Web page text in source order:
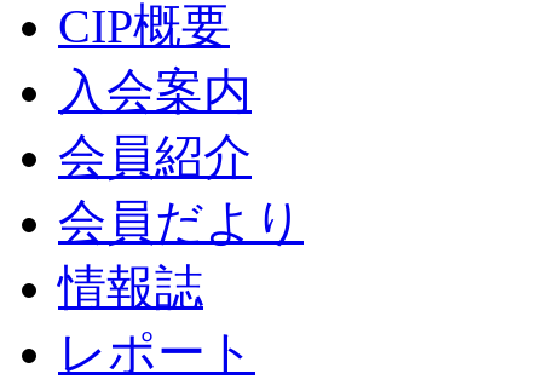
CIP概要
入会案内
会員紹介
会員だより
情報誌
レポート